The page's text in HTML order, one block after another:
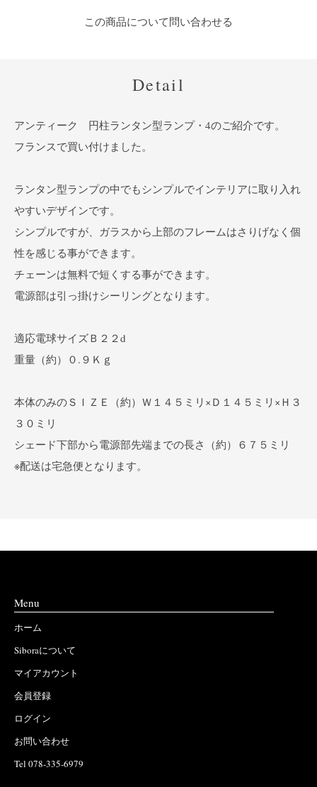
この商品について問い合わせる
Detail
アンティーク 円柱ランタン型ランプ・4のご紹介です。
フランスで買い付けました。
ランタン型ランプの中でもシンプルでインテリアに取り入れ
やすいデザインです。
シンプルですが、ガラスから上部のフレームはさりげなく個
性を感じる事ができます。
チェーンは無料で短くする事ができます。
電源部は引っ掛けシーリングとなります。
適応電球サイズＢ２２d
重量（約）０.９Ｋｇ
本体のみのＳＩＺＥ（約）Ｗ１４５ミリ×Ｄ１４５ミリ×Ｈ３
３０ミリ
シェード下部から電源部先端までの長さ（約）６７５ミリ
※配送は宅急便となります。
Menu
ホーム
Siboraについて
マイアカウント
会員登録
ログイン
お問い合わせ
Tel 078-335-6979